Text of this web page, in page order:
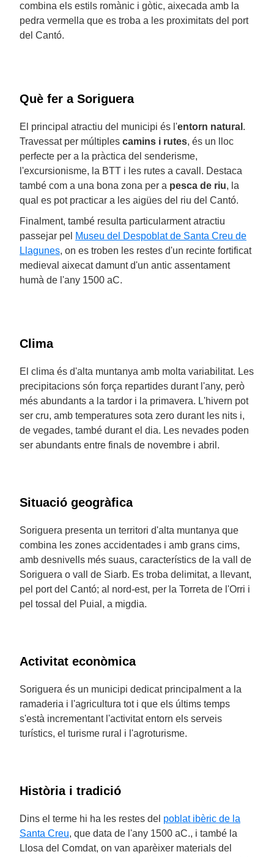
combina els estils romànic i gòtic, aixecada amb la
pedra vermella que es troba a les proximitats del port
del Cantó.
Què fer a Soriguera
El principal atractiu del municipi és l'entorn natural .
Travessat per múltiples camins i rutes, és un lloc
perfecte per a la pràctica del senderisme,
l'excursionisme, la BTT i les rutes a cavall. Destaca
també com a una bona zona per a pesca de riu, la
qual es pot practicar a les aigües del riu del Cantó.
Finalment, també resulta particularment atractiu
passejar pel Museu del Despoblat de Santa Creu de
Llagunes, on es troben les restes d'un recinte fortificat
medieval aixecat damunt d'un antic assentament
humà de l'any 1500 aC.
Clima
El clima és d'alta muntanya amb molta variabilitat. Les
precipitacions són força repartides durant l'any, però
més abundants a la tardor i la primavera. L'hivern pot
ser cru, amb temperatures sota zero durant les nits i,
de vegades, també durant el dia. Les nevades poden
ser abundants entre finals de novembre i abril.
Situació geogràfica
Soriguera presenta un territori d'alta muntanya que
combina les zones accidentades i amb grans cims,
amb desnivells més suaus, característics de la vall de
Soriguera o vall de Siarb. Es troba delimitat, a llevant,
pel port del Cantó; al nord-est, per la Torreta de l'Orri i
pel tossal del Puial, a migdia.
Activitat econòmica
Soriguera és un municipi dedicat principalment a la
ramaderia i l'agricultura tot i que els últims temps
s'està incrementant l'activitat entorn els serveis
turístics, el turisme rural i l'agroturisme.
Història i tradició
Dins el terme hi ha les restes del poblat ibèric de la
Santa Creu, que data de l'any 1500 aC., i també la
Llosa del Comdat, on van aparèixer materials del